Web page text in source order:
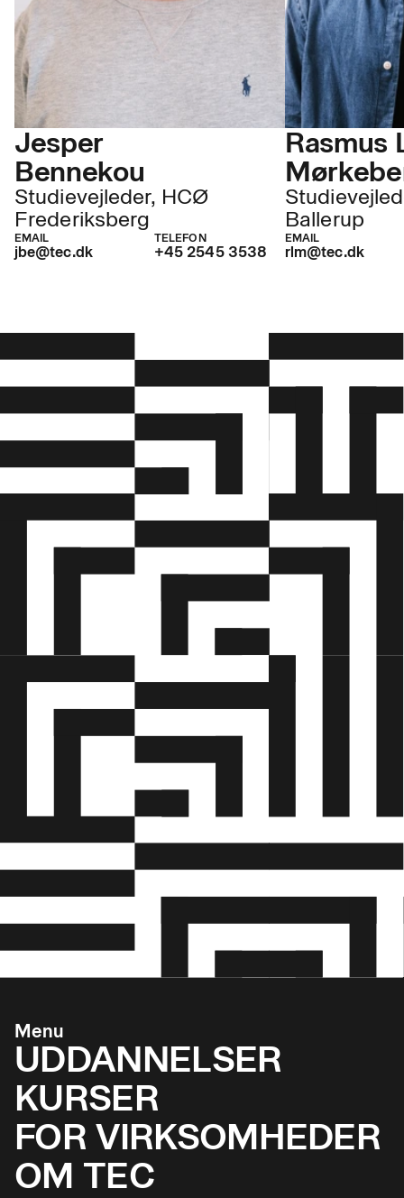
Rasmus
Ballerup
EMAIL
rlm@tec.dk
Jesper
Bennekou
Studievejleder, HCØ
Frederiksberg
EMAIL
jbe@tec.dk
TELEFON
+45 2545 3538
Menu
UDDANNELSER
KURSER
FOR VIRKSOMHEDER
OM TEC